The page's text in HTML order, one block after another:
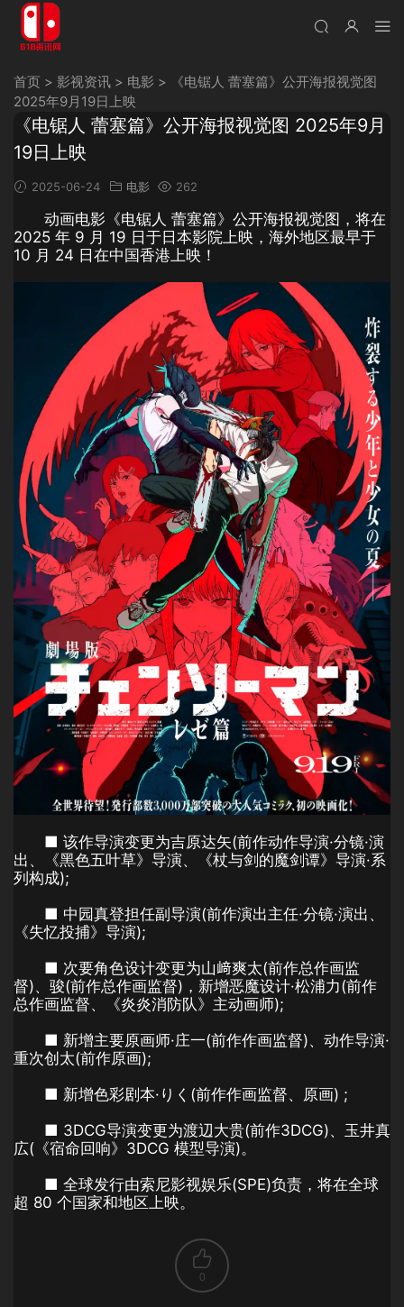
首页 > 影视资讯 > 电影 >
《电锯人 蕾塞篇》公开海报视觉图
2025年9月19日上映
《电锯人 蕾塞篇》公开海报视觉图 2025年9月
19日上映
2025-06-24 电影 262
动画电影《电锯人 蕾塞篇》公开海报视觉图，将在
2025 年 9 月 19 日于日本影院上映，海外地区最早于
10 月 24 日在中国香港上映！
■ 该作导演变更为吉原达矢(前作动作导演·分镜·演
出、《黑色五叶草》导演、《杖与剑的魔剑谭》导演·系
列构成);
■ 中园真登担任副导演(前作演出主任·分镜·演出、
《失忆投捕》导演);
■ 次要角色设计变更为山﨑爽太(前作总作画监
督)、骏(前作总作画监督)，新增恶魔设计·松浦力(前作
总作画监督、《炎炎消防队》主动画师);
■ 新增主要原画师·庄一(前作作画监督)、动作导演·
重次创太(前作原画);
■ 新增色彩剧本·りく(前作作画监督、原画) ;
■ 3DCG导演变更为渡辺大贵(前作3DCG)、玉井真
広(《宿命回响》3DCG 模型导演)。
■ 全球发行由索尼影视娱乐(SPE)负责，将在全球
超 80 个国家和地区上映。
0